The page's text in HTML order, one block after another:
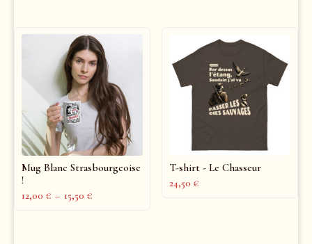
Mug Blanc Strasbourgeoise
!
12,00 € – 15,50 €
T-shirt - Le Chasseur
24,50 €